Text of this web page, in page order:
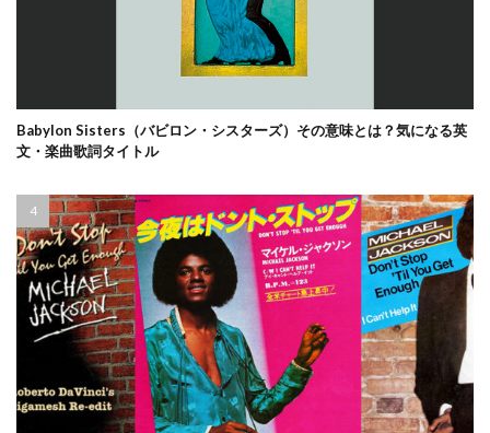
Babylon Sisters（バビロン・シスターズ）その意味とは？気になる英
文・楽曲歌詞タイトル